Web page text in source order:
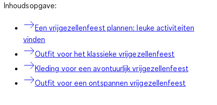
Inhoudsopgave:
Een vrijgezellenfeest plannen: leuke activiteiten
vinden
Outfit voor het klassieke vrijgezellenfeest
Kleding voor een avontuurlijk vrijgezellenfeest
Outfit voor een ontspannen vrijgezellenfeest